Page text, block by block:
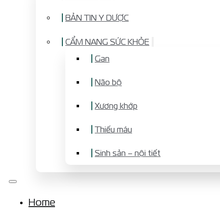
BẢN TIN Y DƯỢC
CẨM NANG SỨC KHỎE
Gan
Não bộ
Xương khớp
Thiếu máu
Sinh sản – nội tiết
Home